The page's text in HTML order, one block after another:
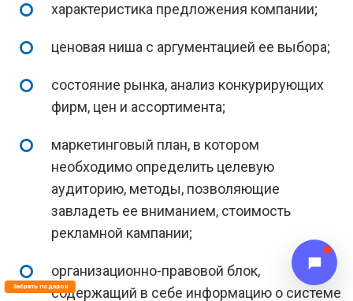
характеристика предложения компании;
ценовая ниша с аргументацией ее выбора;
состояние рынка, анализ конкурирующих
фирм, цен и ассортимента;
маркетинговый план, в котором
необходимо определить целевую
аудиторию, методы, позволяющие
завладеть ее вниманием, стоимость
рекламной кампании;
организационно-правовой блок,
содержащий в себе информацию о системе
Забрать подарок